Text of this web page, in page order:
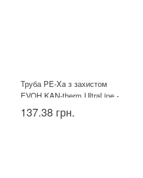
Труба PE-Xa з захистом
EVOH KAN-therm UltraLine -
16x2.2
137.38 грн.